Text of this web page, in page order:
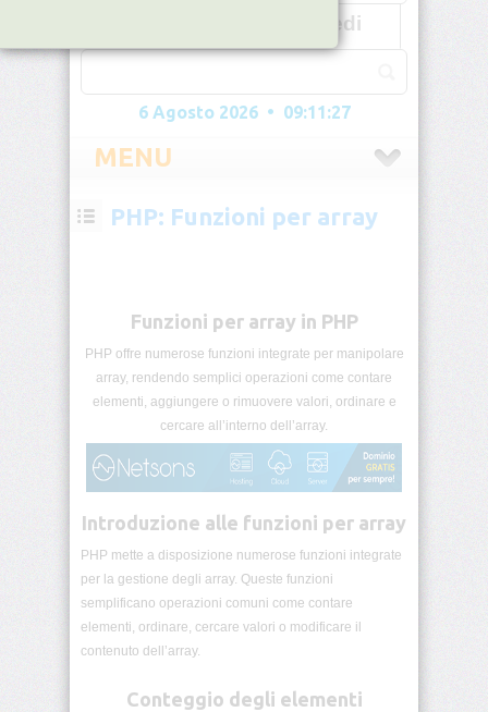
Accedi
6 Agosto 2026 • 09:11:28
MENU
PHP
server
web
Installazione
PHP
script
PHP
Sintassi
PHP: Funzioni per array
Funzioni per array in PHP
PHP offre numerose funzioni integrate per manipolare
array, rendendo semplici operazioni come contare
elementi, aggiungere o rimuovere valori, ordinare e
cercare all’interno dell’array.
Introduzione alle funzioni per array
PHP mette a disposizione numerose funzioni integrate
per la gestione degli array. Queste funzioni
semplificano operazioni comuni come contare
elementi, ordinare, cercare valori o modificare il
contenuto dell’array.
Conteggio degli elementi